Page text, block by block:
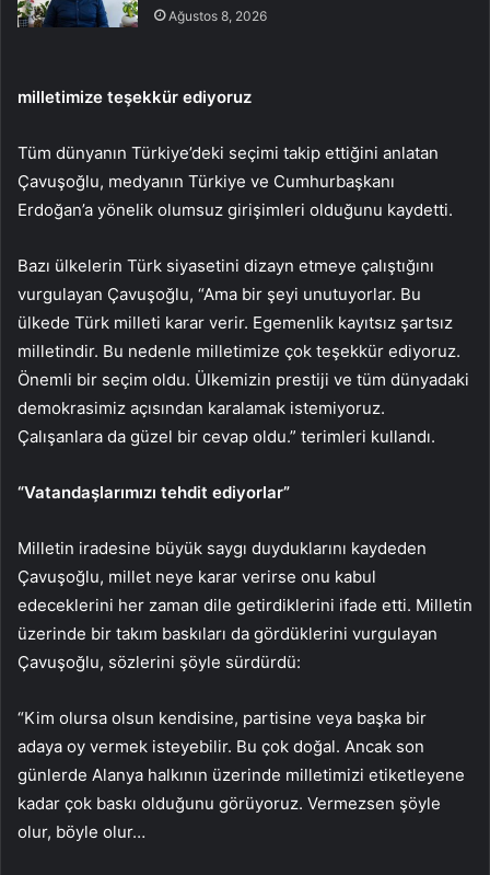
Ağustos 8, 2026
milletimize teşekkür ediyoruz
Tüm dünyanın Türkiye’deki seçimi takip ettiğini anlatan
Çavuşoğlu, medyanın Türkiye ve Cumhurbaşkanı
Erdoğan’a yönelik olumsuz girişimleri olduğunu kaydetti.
Bazı ülkelerin Türk siyasetini dizayn etmeye çalıştığını
vurgulayan Çavuşoğlu, “Ama bir şeyi unutuyorlar. Bu
ülkede Türk milleti karar verir. Egemenlik kayıtsız şartsız
milletindir. Bu nedenle milletimize çok teşekkür ediyoruz.
Önemli bir seçim oldu. Ülkemizin prestiji ve tüm dünyadaki
demokrasimiz açısından karalamak istemiyoruz.
Çalışanlara da güzel bir cevap oldu.” terimleri kullandı.
“Vatandaşlarımızı tehdit ediyorlar”
Milletin iradesine büyük saygı duyduklarını kaydeden
Çavuşoğlu, millet neye karar verirse onu kabul
edeceklerini her zaman dile getirdiklerini ifade etti. Milletin
üzerinde bir takım baskıları da gördüklerini vurgulayan
Çavuşoğlu, sözlerini şöyle sürdürdü:
“Kim olursa olsun kendisine, partisine veya başka bir
adaya oy vermek isteyebilir. Bu çok doğal. Ancak son
günlerde Alanya halkının üzerinde milletimizi etiketleyene
kadar çok baskı olduğunu görüyoruz. Vermezsen şöyle
olur, böyle olur…